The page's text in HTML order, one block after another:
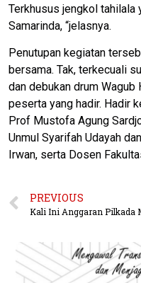
Terkhusus jengkol tahilala
Samarinda, “jelasnya.
Penutupan kegiatan
bersama. Tak, terkecuali
dan debukan drum
peserta yang hadir. Hadir
Prof Mustofa Agung
Unmul Syarifah Udayah
Irwan, serta Dosen
PREVIOUS